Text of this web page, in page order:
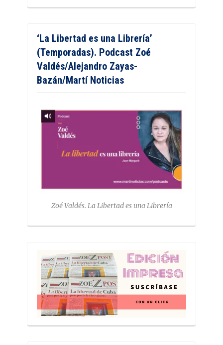
‘La Libertad es una Librería’
(Temporadas). Podcast Zoé
Valdés/Alejandro Zayas-
Bazán/Martí Noticias
Zoé Valdés. La Libertad es una Librería